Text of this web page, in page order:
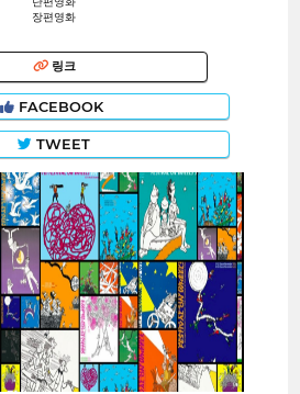
장편영화
링크
FACEBOOK
TWEET